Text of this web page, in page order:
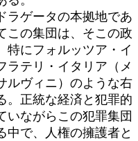
ゲータの本拠地であ
この集団は、そこの政
特にフォルッツア・イ
ラテリ・イタリア（メ
ルヴィニ）のような右
。正統な経済と犯罪的
いながらこの犯罪集団
中で、人権の擁護者と